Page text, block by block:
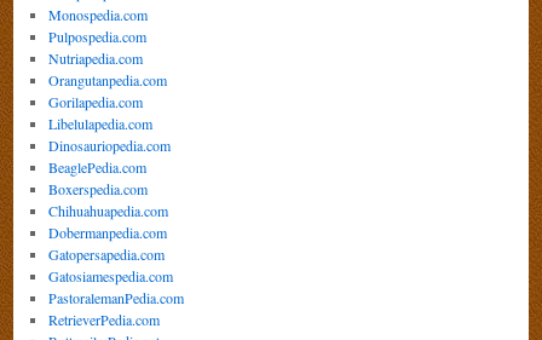
Monospedia.com
Pulpospedia.com
Nutriapedia.com
Orangutanpedia.com
Gorilapedia.com
Libelulapedia.com
Dinosauriopedia.com
BeaglePedia.com
Boxerspedia.com
Chihuahuapedia.com
Dobermanpedia.com
Gatopersapedia.com
Gatosiamespedia.com
PastoralemanPedia.com
RetrieverPedia.com